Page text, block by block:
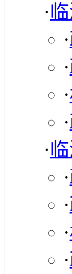
·
·
·
·
·
·
·
·
·
·